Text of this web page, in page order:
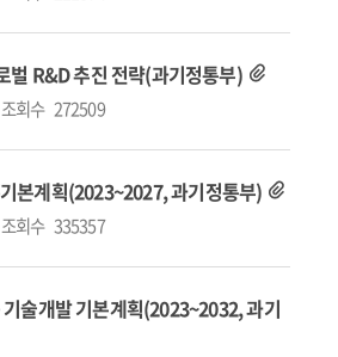
벌 R&D 추진 전략(과기정통부)
조회수 272509
본계획(2023~2027, 과기정통부)
조회수 335357
술개발 기본계획(2023~2032, 과기